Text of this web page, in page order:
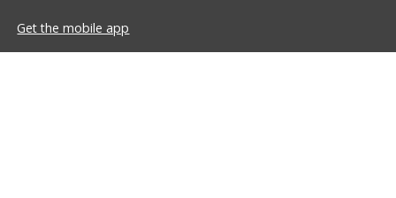
Get the mobile app